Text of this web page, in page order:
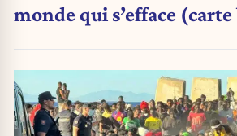
monde qui s’efface